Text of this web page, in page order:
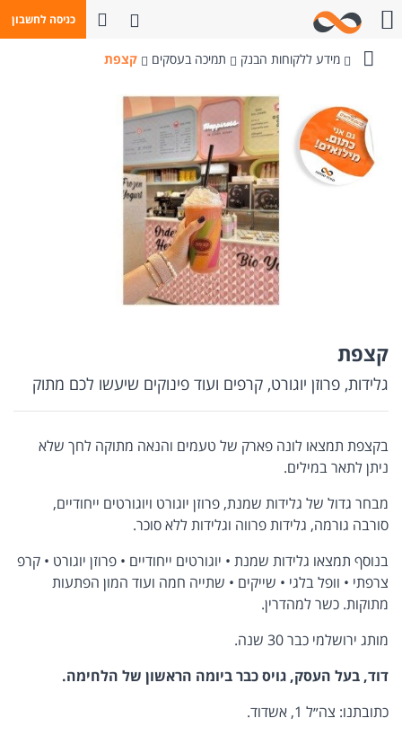
כניסה לחשבון
פתח חיפושחייגו אלינו
מידע ללקוחות הבנק תמיכה בעסקים קצפת
קצפת
גלידות, פרוזן יוגורט, קרפים ועוד פינוקים שיעשו לכם מתוק
בקצפת תמצאו לונה פארק של טעמים והנאה מתוקה לחך שלא
ניתן לתאר במילים.
מבחר גדול של גלידות שמנת, פרוזן יוגורט ויוגורטים ייחודיים,
סורבה גורמה, גלידות פרווה וגלידות ללא סוכר.
בנוסף תמצאו גלידות שמנת • יוגורטים ייחודיים • פרוזן יוגורט • קרפ
צרפתי • וופל בלגי • שייקים • שתייה חמה ועוד המון הפתעות
מתוקות. כשר למהדרין.
מותג ירושלמי כבר 30 שנה.
דוד, בעל העסק, גויס כבר ביומה הראשון של הלחימה.
כתובתנו: צה״ל 1, אשדוד.